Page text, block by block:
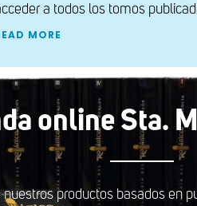
a todos los tomos
MORE
online Sta.
productos basados en